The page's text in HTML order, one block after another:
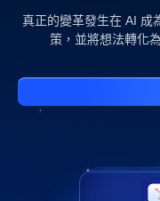
真正的變革發生在 AI 成
策，並將想法轉化